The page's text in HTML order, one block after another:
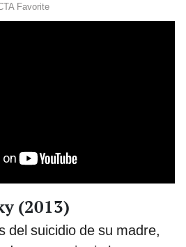
(2013)
del suicidio de su madre,